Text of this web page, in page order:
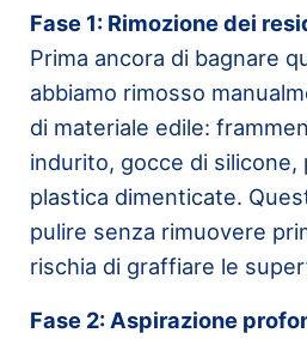
Fase 1: Rimozione dei
Prima ancora di bagnare
abbiamo rimosso
di materiale edile:
indurito, gocce di silicone,
plastica dimenticate.
pulire senza rimuovere
rischia di graffiare le
Fase 2: Aspirazione